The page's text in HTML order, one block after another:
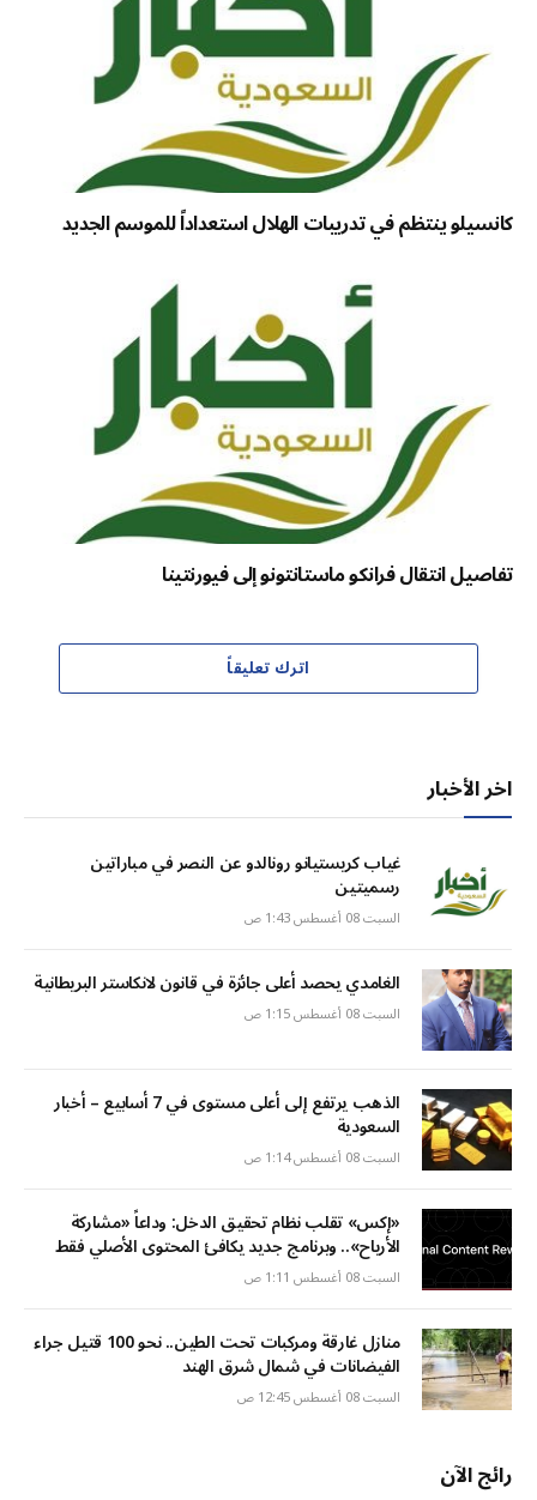
كانسيلو ينتظم في تدريبات الهلال استعداداً للموسم الجديد
تفاصيل انتقال فرانكو ماستانتونو إلى فيورنتينا
اترك تعليقاً
اخر الأخبار
غياب كريستيانو رونالدو عن النصر في مباراتين
رسميتين
السبت 08 أغسطس 1:43 ص
الغامدي يحصد أعلى جائزة في قانون لانكاستر البريطانية
السبت 08 أغسطس 1:15 ص
الذهب يرتفع إلى أعلى مستوى في 7 أسابيع – أخبار
السعودية
السبت 08 أغسطس 1:14 ص
«إكس» تقلب نظام تحقيق الدخل: وداعاً «مشاركة
الأرباح».. وبرنامج جديد يكافئ المحتوى الأصلي فقط
السبت 08 أغسطس 1:11 ص
منازل غارقة ومركبات تحت الطين.. نحو 100 قتيل جراء
الفيضانات في شمال شرق الهند
السبت 08 أغسطس 12:45 ص
رائج الآن